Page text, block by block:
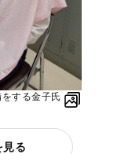
する金子氏
見る